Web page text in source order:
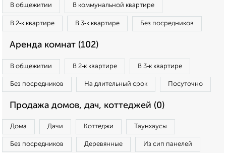
В общежитии В коммунальной квартире
В 2‑к квартире В 3‑к квартире Без посредников
Аренда комнат (102)
В общежитии В 2‑к квартире В 3‑к квартире
Без посредников На длительный срок Посуточно
Продажа домов, дач, коттеджей (0)
Дома Дачи Коттеджи Таунхаусы
Без посредников Деревянные Из сип панелей